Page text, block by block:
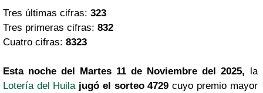
Tres últimas cifras: 323
Tres primeras cifras: 832
Cuatro cifras: 8323
Esta noche del Martes 11 de Noviembre del 2025, la
Lotería del Huila jugó el sorteo 4729 cuyo premio mayor